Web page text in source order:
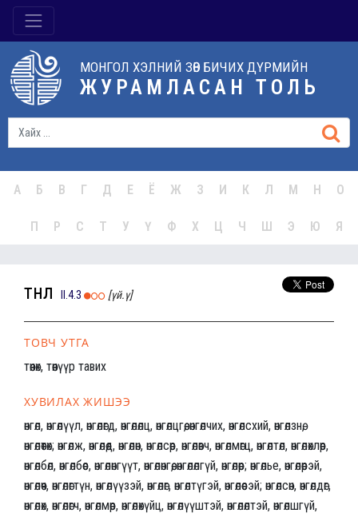
МОНГОЛ ХЭЛНИЙ ЗӨВ БИЧИХ ДҮРМИЙН
ЖУРАМЛАСАН ТОЛЬ
А Б В Г Д Е Ё Ж З И К Л М Н О
П Р С Т У Ү Ф Х Ц Ч Ш Э Ю Я
төөнөл II.4.3 [үй.ү]
ТОВЧ УТГА
төөнөх, төөнүүр тавих
ХУВИЛАХ ЖИШЭЭ
өнгөл, өнгөлүүл, өнгөлөгд, өнгөлөлц, өнгөлцгөө, өнгөлчих, өнгөлсхий, өнгөлзнө,
өнгөлөөтөх; өнгөлж, өнгөлөөд, өнгөлөн, өнгөлсөөр, өнгөлөвч, өнгөлмөгц, өнгөлтөл, өнгөлөхлөөр,
өнгөлбөл, өнгөлбөөс, өнгөлөнгүүт, өнгөлөнгөө, өнгөлөлгүй, өнгөлөөр; өнгөлье, өнгөлөөрэй,
өнгөлөөч, өнгөлөгтүн, өнгөлүүзэй, өнгөлөг, өнгөлтүгэй, өнгөлөөсэй; өнгөлсөн, өнгөлдөг,
өнгөлөх, өнгөлөгч, өнгөлмөөр, өнгөлөхүйц, өнгөлүүштэй, өнгөлөлтэй, өнгөлшгүй,